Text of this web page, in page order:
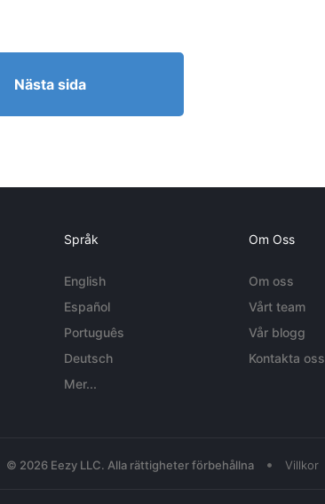
Nästa sida
Språk
English
Español
Português
Deutsch
Mer...
Om Oss
Om oss
Vårt team
Vår blogg
Kontakta oss
© 2026 Eezy LLC. Alla rättigheter förbehållna • Villkor